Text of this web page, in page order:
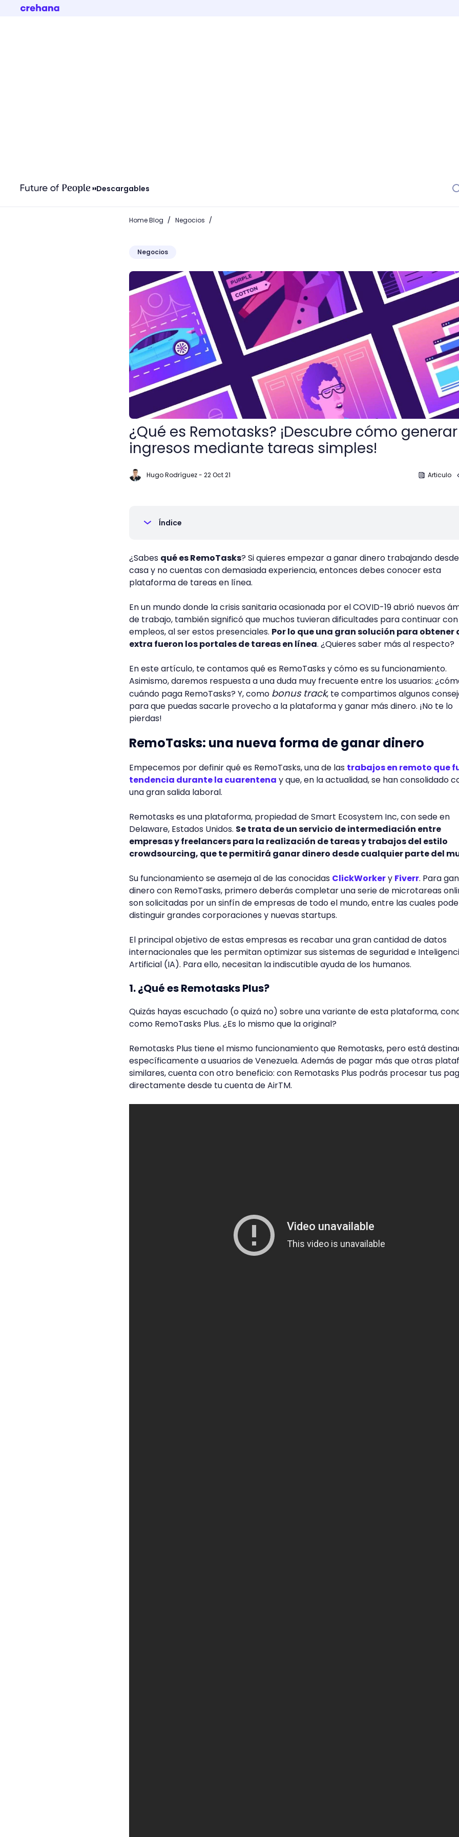
Descargables
Home Blog / Negocios /
Negocios
¿Qué es Remotasks? ¡Descubre cómo generar ingresos mediante tareas simples!
¿Qué es Remotasks? ¡Descubre cómo generar
ingresos mediante tareas simples!
Hugo Rodríguez- 22 Oct 21 Articulo
Índice
¿Sabes qué es RemoTasks? Si quieres empezar a ganar dinero trabajando
casa y no cuentas con demasiada experiencia, entonces debes conocer esta
plataforma de tareas en línea.
En un mundo donde la crisis sanitaria ocasionada por el COVID-19 abrió nuevos
de trabajo, también significó que muchos tuvieran dificultades para continuar con
empleos, al ser estos presenciales. Por lo que una gran solución para obtener
extra fueron los portales de tareas en línea. ¿Quieres saber más al respecto?
En este artículo, te contamos qué es RemoTasks y cómo es su funcionamiento.
Asimismo, daremos respuesta a una duda muy frecuente entre los usuarios:
cuándo paga RemoTasks? Y, como bonus track, te compartimos algunos
para que puedas sacarle provecho a la plataforma y ganar más dinero. ¡No te lo
pierdas!
RemoTasks: una nueva forma de ganar dinero
Empecemos por definir qué es RemoTasks, una de las trabajos en remoto que
tendencia durante la cuarentena y que, en la actualidad, se han consolidado
una gran salida laboral.
Remotasks es una plataforma, propiedad de Smart Ecosystem Inc, con sede en
Delaware, Estados Unidos. Se trata de un servicio de intermediación entre
empresas y freelancers para la realización de tareas y trabajos del estilo
crowdsourcing, que te permitirá ganar dinero desde cualquier parte del
Su funcionamiento se asemeja al de las conocidas ClickWorkery Fiverr. Para
dinero con RemoTasks, primero deberás completar una serie de microtareas
son solicitadas por un sinfín de empresas de todo el mundo, entre las cuales
distinguir grandes corporaciones y nuevas startups.
El principal objetivo de estas empresas es recabar una gran cantidad de datos
internacionales que les permitan optimizar sus sistemas de seguridad e
Artificial (IA). Para ello, necesitan la indiscutible ayuda de los humanos.
1. ¿Qué es Remotasks Plus?
Quizás hayas escuchado (o quizá no) sobre una variante de esta plataforma,
como RemoTasks Plus. ¿Es lo mismo que la original?
Remotasks Plus tiene el mismo funcionamiento que Remotasks, pero está
específicamente a usuarios de Venezuela. Además de pagar más que otras
similares, cuenta con otro beneficio: con Remotasks Plus podrás procesar tus
directamente desde tu cuenta de AirTM.